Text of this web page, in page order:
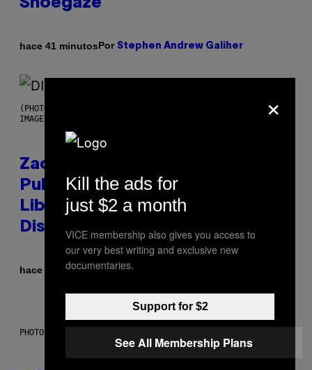
Shoegaze
hace 41 minutosPor Stephen Andrew Galiher
(PHOTO BY ROBERTO PANUCCI – CORBIS/CORBIS VIA GETTY
IMAGES)
Zachary Cole Smith Wants a
Publicly Owned Music Streaming
Library Built on Spotify’s
Dismantled Bones
hace 1 horaPorLauren Boisvert
PHOTO ILLUSTRATION BY IAN WALDIE/GETTY IMAGES
×
Kill the ads for
just $2 a month
VICE membership also gives you access to
our very best writing and exclusive new
documentaries.
Support for $2
See All Membership Plans